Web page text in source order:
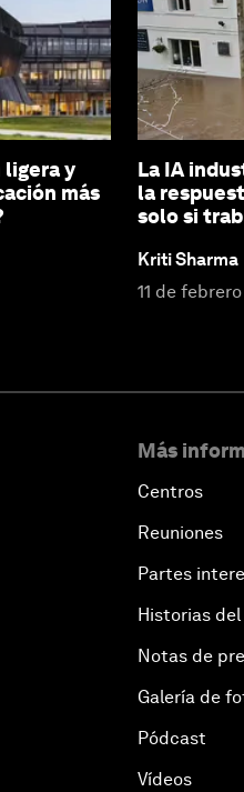
ligera y
más
La IA
la
solo si
Kriti Sharma
11 de
Más
Centros
Reuniones
Partes
Historias del
Notas de
Galería de
Pódcast
Vídeos